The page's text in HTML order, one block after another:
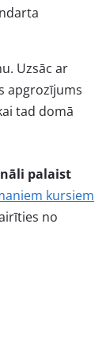
Uzsāc ar
apgrozījums
tad domā
palaist
kursiem
no